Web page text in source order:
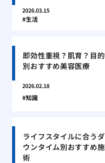
2026.03.15
生活
即効性重視？肌育？目的
別おすすめ美容医療
2026.02.18
知識
ライフスタイルに合うダ
ウンタイム別おすすめ施
術